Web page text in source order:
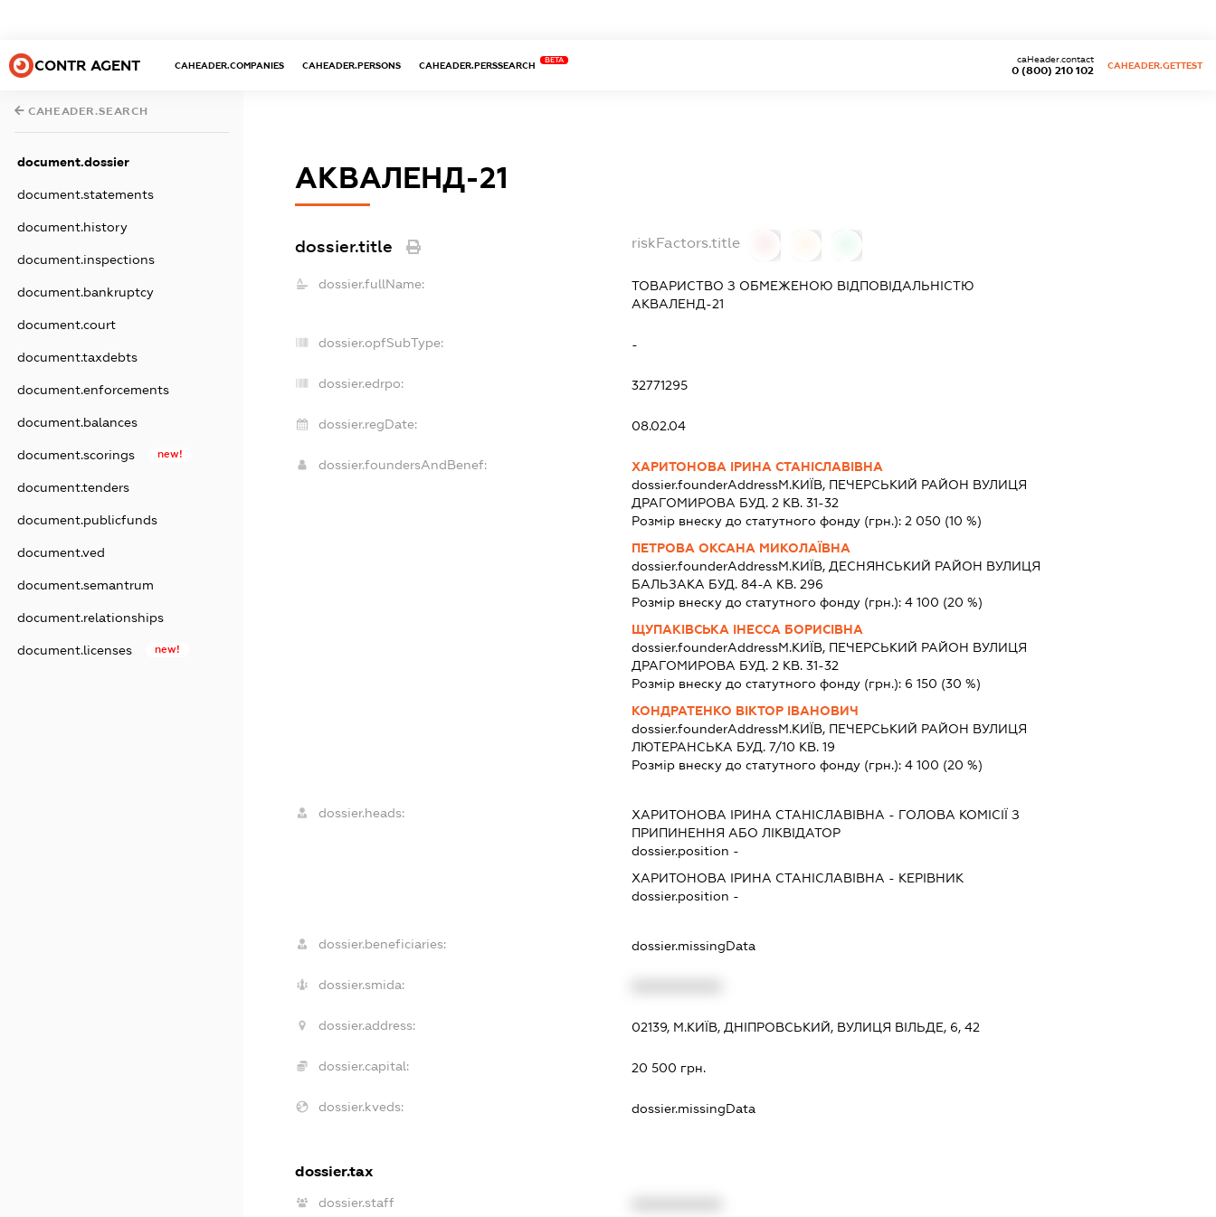
CONTR AGENT CAHEADER.COMPANIES CAHEADER.PERSONS CAHEADER.PERSSEARCH
BETA
0 (800) 210 102
caHeader.contact
CAHEADER.GETTEST
CAHEADER.SEARCH
document.dossier
document.statements
document.history
document.inspections
document.bankruptcy
document.court
document.taxdebts
document.enforcements
document.balances
document.scorings new!
document.tenders
document.publicfunds
document.ved
document.semantrum
document.relationships
document.licenses new!
АКВАЛЕНД-21
dossier.title riskFactors.title
dossier.fullName:
ТОВАРИСТВО З ОБМЕЖЕНОЮ ВІДПОВІДАЛЬНІСТЮ
АКВАЛЕНД-21
dossier.opfSubType: -
dossier.edrpo: 32771295
dossier.regDate: 08.02.04
dossier.foundersAndBenef:
ХАРИТОНОВА ІРИНА СТАНІСЛАВІВНА
dossier.founderAddressМ.КИЇВ, ПЕЧЕРСЬКИЙ РАЙОН ВУЛИЦЯ
ДРАГОМИРОВА БУД. 2 КВ. 31-32
Розмір внеску до статутного фонду (грн.): 2 050 (10 %)
ПЕТРОВА ОКСАНА МИКОЛАЇВНА
dossier.founderAddressМ.КИЇВ, ДЕСНЯНСЬКИЙ РАЙОН ВУЛИЦЯ
БАЛЬЗАКА БУД. 84-А КВ. 296
Розмір внеску до статутного фонду (грн.): 4 100 (20 %)
ЩУПАКІВСЬКА ІНЕССА БОРИСІВНА
dossier.founderAddressМ.КИЇВ, ПЕЧЕРСЬКИЙ РАЙОН ВУЛИЦЯ
ДРАГОМИРОВА БУД. 2 КВ. 31-32
Розмір внеску до статутного фонду (грн.): 6 150 (30 %)
КОНДРАТЕНКО ВІКТОР ІВАНОВИЧ
dossier.founderAddressМ.КИЇВ, ПЕЧЕРСЬКИЙ РАЙОН ВУЛИЦЯ
ЛЮТЕРАНСЬКА БУД. 7/10 КВ. 19
Розмір внеску до статутного фонду (грн.): 4 100 (20 %)
dossier.heads: ХАРИТОНОВА ІРИНА СТАНІСЛАВІВНА - ГОЛОВА КОМІСІЇ З
ПРИПИНЕННЯ АБО ЛІКВІДАТОР
dossier.position -
ХАРИТОНОВА ІРИНА СТАНІСЛАВІВНА - КЕРІВНИК
dossier.position -
dossier.beneficiaries: dossier.missingData
dossier.smida:
dossier.address: 02139, М.КИЇВ, ДНІПРОВСЬКИЙ, ВУЛИЦЯ ВІЛЬДЕ, 6, 42
dossier.capital: 20 500 грн.
dossier.kveds: dossier.missingData
dossier.tax
dossier.staff